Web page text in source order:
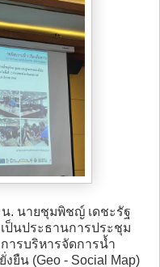
น. นายชุมพิชญ์ เดชะรัฐ
ป็นประธานการประชุม
ารบริหารจัดการน้ำ
ยืน (Geo - Social Map)